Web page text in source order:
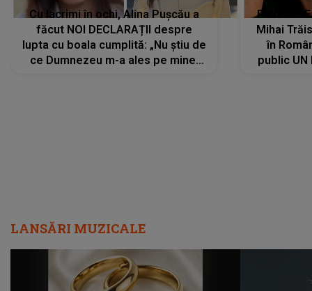
Cu lacrimi în ochi, Alina Pușcău a
făcut NOI DECLARAȚII despre
lupta cu boala cumplită: „Nu știu de
ce Dumnezeu m-a ales pe mine.
Mihai
în
public UN
LANSĂRI MUZICALE